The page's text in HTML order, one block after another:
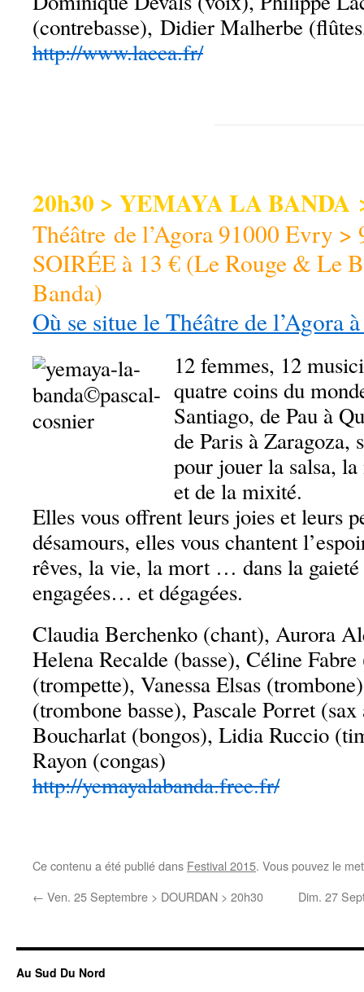
(contrebasse), Didier Malherbe
http://www.lacca.fr/
20h30 > YEMAYA LA BANDA
Théâtre de l’Agora 91000 Evry >
SOIRÉE à 13 € (Le Rouge & Le
Banda)
Où se situe le Théâtre de l’Agora
12 femmes, 12
quatre coins du
Santiago, de Pau à
de Paris à Zaragoza,
pour jouer la salsa,
et de la mixité.
Elles vous offrent leurs joies et leurs
désamours, elles vous chantent
rêves, la vie, la mort … dans la gaieté
engagées… et dégagées.
Claudia Berchenko (chant), Aurora
Helena Recalde (basse), Céline
(trompette), Vanessa Elsas
(trombone basse), Pascale Porret
Boucharlat (bongos), Lidia Ruccio
Rayon (congas)
http://yemayalabanda.free.fr/
Ce contenu a été publié dans Festival 2015. Vous pouvez le
← Ven. 25 Septembre > DOURDAN > 20h30 Dim. 27
Au Sud Du Nord